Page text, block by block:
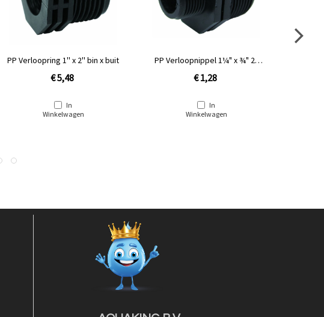
PP Verloopring 1'' x 2'' bin x buit
€ 5,48
In
Winkelwagen
PP Verloopnippel 1¼" x ¾" 2x
€ 1,28
In
Winkelwagen